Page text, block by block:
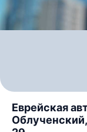
Еврейская